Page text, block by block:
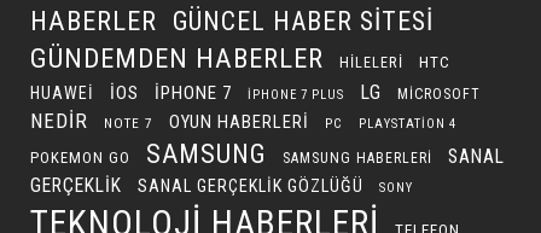
HABERLER
GÜNCEL HABER SITESI
GÜNDEMDEN HABERLER HILELERI HTC
HUAWEI IOS IPHONE 7 IPHONE 7 PLUS LG MICROSOFT
NEDIR NOTE 7 OYUN HABERLERI PC PLAYSTATION 4
POKEMON GO SAMSUNG SAMSUNG HABERLERI
SANAL
GERÇEKLIK
SANAL GERÇEKLIK GÖZLÜĞÜ SONY
TEKNOLOJI HABERLERI